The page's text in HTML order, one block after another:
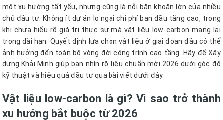
một xu hướng tất yếu, nhưng cũng là nỗi băn khoăn lớn của nhiều
chủ đầu tư. Không ít dự án lo ngại chi phí ban đầu tăng cao, trong
khi chưa hiểu rõ giá trị thực sự mà vật liệu low-carbon mang lại
trong dài hạn. Quyết định lựa chọn vật liệu ở giai đoạn đầu có thể
ảnh hưởng đến toàn bộ vòng đời công trình cao tầng. Hãy để Xây
dựng Khải Minh giúp bạn nhìn rõ tiêu chuẩn mới 2026 dưới góc độ
kỹ thuật và hiệu quả đầu tư qua bài viết dưới đây.
Vật liệu low-carbon là gì? Vì sao trở thành
xu hướng bắt buộc từ 2026